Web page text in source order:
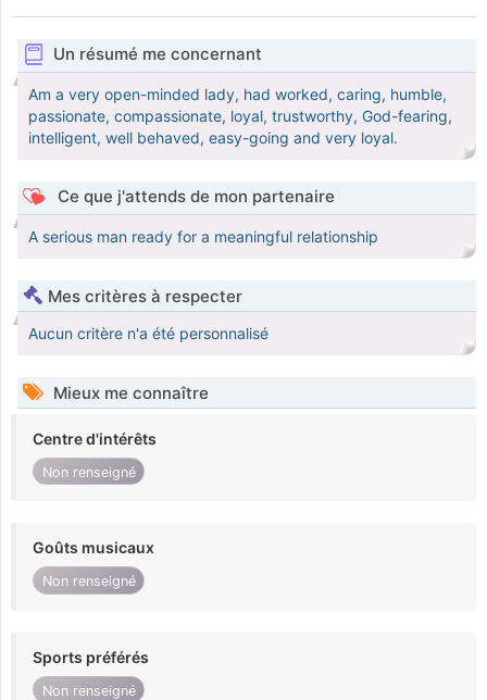
Un résumé me concernant
Am a very open-minded lady, had worked, caring, humble,
passionate, compassionate, loyal, trustworthy, God-fearing,
intelligent, well behaved, easy-going and very loyal.
Ce que j'attends de mon partenaire
A serious man ready for a meaningful relationship
Mes critères à respecter
Aucun critère n'a été personnalisé
Mieux me connaître
Centre d'intérêts
Non renseigné
Goûts musicaux
Non renseigné
Sports préférés
Non renseigné